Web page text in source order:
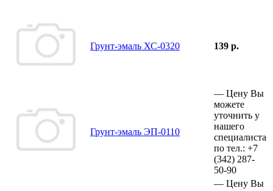
Грунт-эмаль ХС-0320 139 р.
Грунт-эмаль ЭП-0110
— Цену Вы
можете
уточнить у
нашего
специалиста
по тел.: +7
(342) 287-
50-90
— Цену Вы